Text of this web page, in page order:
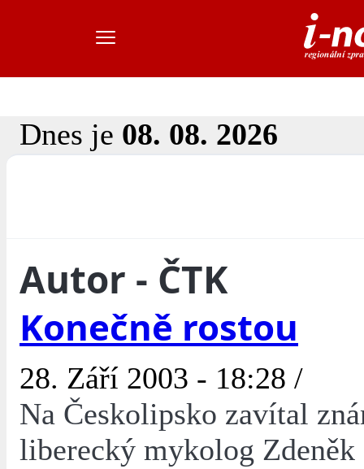
Dnes je 08. 08. 2026
Autor - ČTK
Konečně rostou
28. Září 2003 - 18:28 /
Na Českolipsko zavítal
liberecký mykolog Zdeněk